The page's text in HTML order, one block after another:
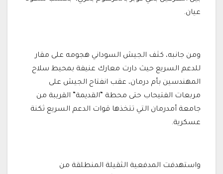
عيان.
ومن جانبه، كثف الجيش السوداني هجومه على مقار
للدعم السريع حيث دارت معارك عنيفة بمحيط سلاح
المهندسين بأم درمان، عقب انفتاح الجيش على
مربعات الفتيحاب حتى محطة “القديمة” القريبة من
جامعة أمدرمان التي تتخذها قوات الدعم السريع ثكنة
عسكرية.
واستهدفت المدفعية الثقيلة المنطلقة من